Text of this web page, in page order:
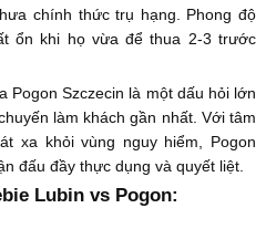
chính thức trụ hạng. Phong độ
ổn khi họ vừa để thua 2-3 trước
Pogon Szczecin là một dấu hỏi lớn
làm khách gần nhất. Với tâm
xa khỏi vùng nguy hiểm, Pogon
đấu đầy thực dụng và quyết liệt.
Lubin vs Pogon: